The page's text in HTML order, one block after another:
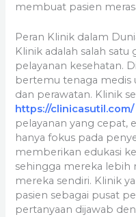
membuat pasien
Peran Klinik dalam
Klinik adalah salah
pelayanan kesehatan.
bertemu tenaga medis
dan perawatan. Klinik
https://clinicasutil.com/
pelayanan yang cepat,
hanya fokus pada
memberikan edukasi
sehingga mereka
mereka sendiri. Klinik
pasien sebagai pusat
pertanyaan dijawab